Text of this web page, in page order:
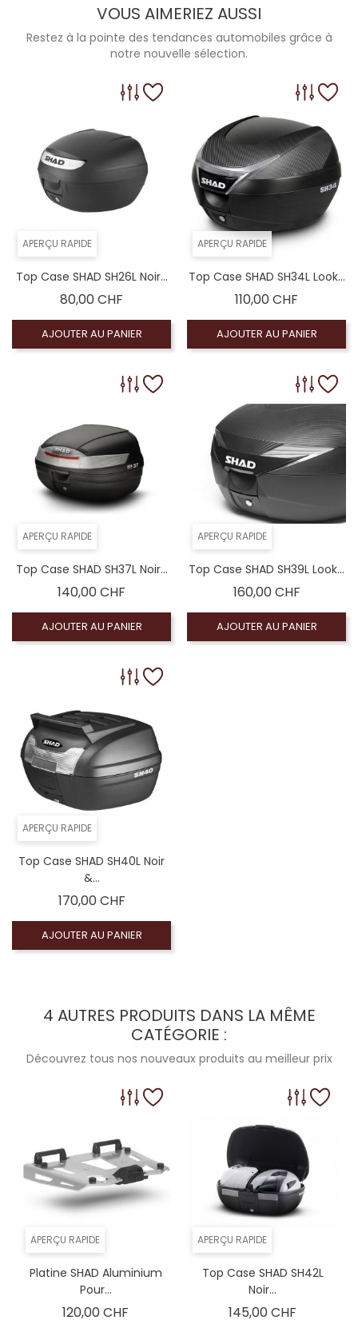
VOUS AIMERIEZ AUSSI
Restez à la pointe des tendances automobiles grâce à
notre nouvelle sélection.
APERÇU RAPIDE
Top Case SHAD SH26L Noir...
80,00 CHF
AJOUTER AU PANIER
APERÇU RAPIDE
Top Case SHAD SH34L Look...
110,00 CHF
AJOUTER AU PANIER
APERÇU RAPIDE
Top Case SHAD SH37L Noir...
140,00 CHF
AJOUTER AU PANIER
APERÇU RAPIDE
Top Case SHAD SH39L Look...
160,00 CHFPrix
AJOUTER AU PANIER
APERÇU RAPIDE
Top Case SHAD SH40L Noir
&...
170,00 CHFPrix
AJOUTER AU PANIER
4 AUTRES PRODUITS DANS LA MÊME
CATÉGORIE :
Découvrez tous nos nouveaux produits au meilleur prix
APERÇU RAPIDE
Platine SHAD Aluminium
Pour...
120,00 CHF
APERÇU RAPIDE
Top Case SHAD SH42L
Noir...
145,00 CHF